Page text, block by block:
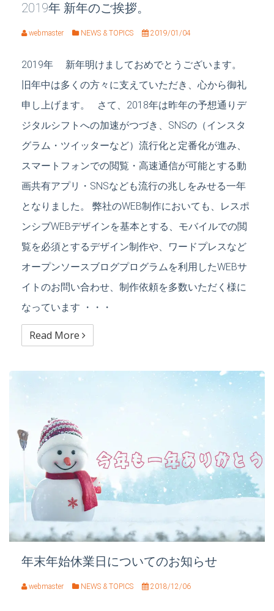
2019年 新年のご挨拶。
webmaster NEWS & TOPICS 2019/01/04
2019年 新年明けましておめでとうございます。
旧年中は多くの方々に支えていただき、心から御礼
申し上げます。 さて、2018年は昨年の予想通りデ
ジタルシフトへの加速がつづき、SNSの（インスタ
グラム・ツイッターなど）流行化と定番化が進み、
スマートフォンでの閲覧・高速通信が可能とする動
画共有アプリ・SNSなども流行の兆しをみせる一年
となりました。 弊社のWEB制作においても、レスポ
ンシブWEBデザインを基本とする、モバイルでの閲
覧を必須とするデザイン制作や、ワードプレスなど
オープンソースブログプログラムを利用したWEBサ
イトのお問い合わせ、制作依頼を多数いただく様に
なっています ・・・
Read More
年末年始休業日についてのお知らせ
webmaster NEWS & TOPICS 2018/12/06